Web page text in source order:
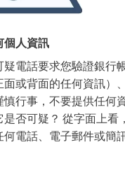
個人資訊
疑電話要求您驗證銀行
面或背面的任何資訊）
行事，不要提供任何資
是否可疑？ 從字面上看
何電話、電子郵件或簡